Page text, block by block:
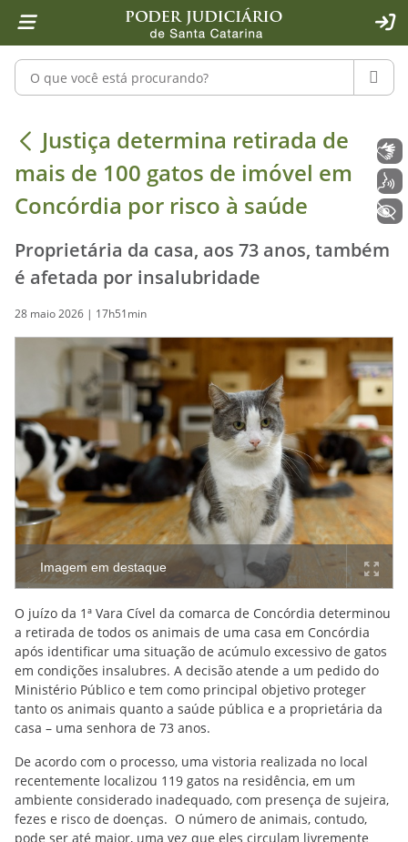
1 Ir para o conteúdo
2 Ir para a ferramenta de acessibilidade - Rybená
4 Ir para o menu principal
5 Ir para a pesquisa
6 Ir para o rodapé
7 Ir para a página inicial
Pesquisar no portal
Justiça determina retirada de mais
Justiça determina retirada de
mais de 100 gatos de imóvel em
Concórdia por risco à saúde
Proprietária da casa, aos 73 anos, também
é afetada por insalubridade
28 maio 2026 | 17h51min
Imagem em destaque
O juízo da 1ª Vara Cível da comarca de Concórdia determinou
a retirada de todos os animais de uma casa em Concórdia
após identificar uma situação de acúmulo excessivo de gatos
em condições insalubres. A decisão atende a um pedido do
Ministério Público e tem como principal objetivo proteger
tanto os animais quanto a saúde pública e a proprietária da
casa – uma senhora de 73 anos.
De acordo com o processo, uma vistoria realizada no local
recentemente localizou 119 gatos na residência, em um
ambiente considerado inadequado, com presença de sujeira,
fezes e risco de doenças. O número de animais, contudo,
pode ser até maior, uma vez que eles circulam livremente
Libras
Voz
+ Acessibilidade